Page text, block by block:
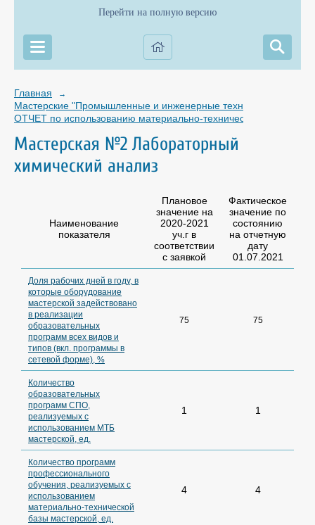
Перейти на полную версию
Главная →
Мастерские "Промышленные и инженерные технологии"
ОТЧЕТ по использованию материально-технической базы
Мастерская №2 Лабораторный
химический анализ
Наименование
показателя
Плановое
значение на
2020-2021
уч.г в
соответствии
с заявкой
Фактическое
значение по
состоянию
на отчетную
дату
01.07.2021
Доля рабочих дней в году, в
которые оборудование
мастерской задействовано
в реализации
образовательных
программ всех видов и
типов (вкл. программы в
сетевой форме), %
75 75
Количество
образовательных
программ СПО,
реализуемых с
использованием МТБ
мастерской, ед.
1 1
Количество программ
профессионального
обучения, реализуемых с
использованием
материально-технической
базы мастерской, ед.
4 4